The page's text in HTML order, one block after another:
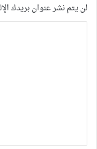
لن يتم نشر عنوان بريدك